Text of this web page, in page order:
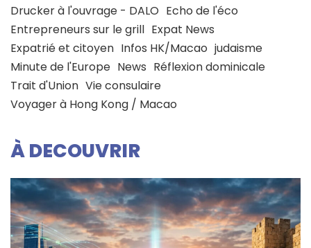
Drucker à l'ouvrage - DALO Echo de l'éco
Entrepreneurs sur le grill Expat News
Expatrié et citoyen Infos HK/Macao judaisme
Minute de l'Europe News Réflexion dominicale
Trait d'Union Vie consulaire
Voyager à Hong Kong / Macao
À DECOUVRIR